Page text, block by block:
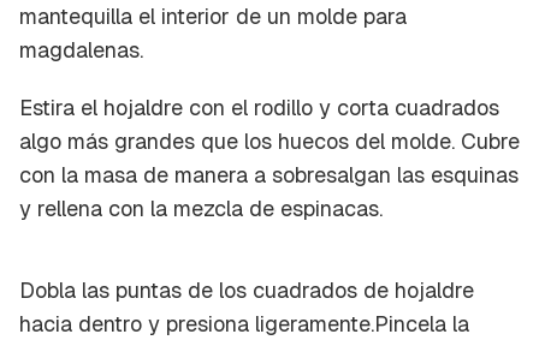
mantequilla el interior de un molde para
magdalenas.
Estira el hojaldre con el rodillo y corta cuadrados
algo más grandes que los huecos del molde. Cubre
con la masa de manera a sobresalgan las esquinas
y rellena con la mezcla de espinacas.
Dobla las puntas de los cuadrados de hojaldre
hacia dentro y presiona ligeramente.Pincela la